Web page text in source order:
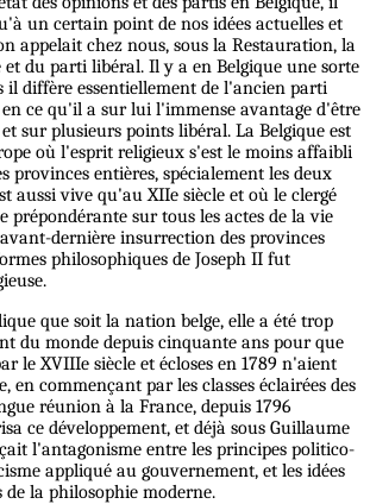
un certain point de nos idées actuelles et
appelait chez nous, sous la Restauration, la
du parti libéral. Il y a en Belgique une sorte
il diffère essentiellement de l'ancien parti
ce qu'il a sur lui l'immense avantage d'être
sur plusieurs points libéral. La Belgique est
où l'esprit religieux s'est le moins affaibli
provinces entières, spécialement les deux
aussi vive qu'au XIIe siècle et où le clergé
prépondérante sur tous les actes de la vie
dernière insurrection des provinces
philosophiques de Joseph II fut
que soit la nation belge, elle a été trop
du monde depuis cinquante ans pour que
le XVIIIe siècle et écloses en 1789 n'aient
en commençant par les classes éclairées des
réunion à la France, depuis 1796
ce développement, et déjà sous Guillaume
l'antagonisme entre les principes politico-
appliqué au gouvernement, et les idées
la philosophie moderne.